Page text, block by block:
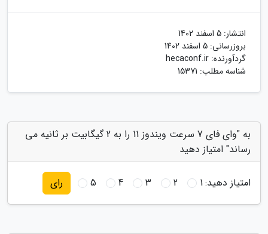
انتشار: 5 اسفند 1402
بروزرسانی: 5 اسفند 1402
گردآورنده: hecaconf.ir
شناسه مطلب: 15371
به "وای فای 7 سرعت ویندوز 11 را به 2 گیگابیت بر ثانیه می
رساند" امتیاز دهید
امتیاز دهید:1
2
3
4
5 رای